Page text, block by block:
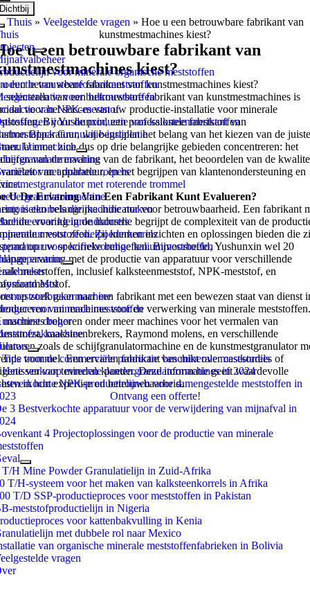
Dichtbij
voor minerale organische meststoffen
van steenfosfaatmeststoffen
voor bulkmeststoffen
van NPK-meststof
voor de productie van kalksteenmeststoffen
Black Granulatie-installatie
met dubbele rolpers
met roterende trommel
die machine maken
voor kleigrondkorrels
voor zeolietpoederkorrels
voor korrelvormige kaliummeststoffen
Mol
voor minerale meststoffen
droger
Tips voor de commerciële productie van minerale mestkorrels
Hete verkoop minerale poedergranulatormachines in 2024
NPK-productielijnen voor samengestelde meststoffen in
3 Bestverkochte apparatuur voor de verwijdering van mijnafval in
4 Projectoplossingen voor de productie van minerale
T/H Mine Powder Granulatielijn in Zuid-Afrika
T/H-systeem voor het maken van kalksteenkorrels in Afrika
T/D SSP-productieproces voor meststoffen in Pakistan
meststofproductielijn in Nigeria
voor kattenbakvulling in Kenia
met dubbele rol naar Mexico
van organische minerale meststoffenfabrieken in Bolivia
vragen
Thuis» Veelgestelde vragen » Hoe u een betrouwbare fabrikant van
kunstmestmachines kiest?
u een betrouwbare fabrikant van
kiest?
een betrouwbare fabrikant van kunstmestmachines kiest?
selecteren van een betrouwbare fabrikant van kunstmestmachines is
voor het succes van uw productie-installatie voor minerale
Bij Yushunxin, een professionele fabrikant van
wij begrijpen het belang van het kiezen van de juiste
U moet zich dus op drie belangrijke gebieden concentreren: het
van de ervaring van de fabrikant, het beoordelen van de
van apparatuur, en het begrijpen van klantenondersteuning en
U De Ervaring Van Een Fabrikant Kunt Evalueren?
is een belangrijke indicator voor betrouwbaarheid. Een fabrikant
ervaring in de industrie begrijpt de complexiteit van de
meststoffen. Zij kunnen inzichten en oplossingen bieden die
op uw specifieke behoeften. Bijvoorbeeld, Yushunxin wel 20
ervaring met de productie van apparatuur voor verschillende
meststoffen, inclusief kalksteenmeststof, NPK-meststof, en
op zoek gaan naar een fabrikant met een bewezen staat van dienst
van machines voor de verwerking van minerale
machines behoren onder meer machines voor het vermalen van
kaaksteenbrekers, Raymond molens, en verschillende
zoals de schijfgranulatormachine en de kunstmestgranulator
trommel. Een ervaren fabrikant beschikt over casestudies of
van tevreden klanten. Deze informatie geeft waardevolle
in hun expertise en betrouwbaarheid.
Ontvang een offerte!